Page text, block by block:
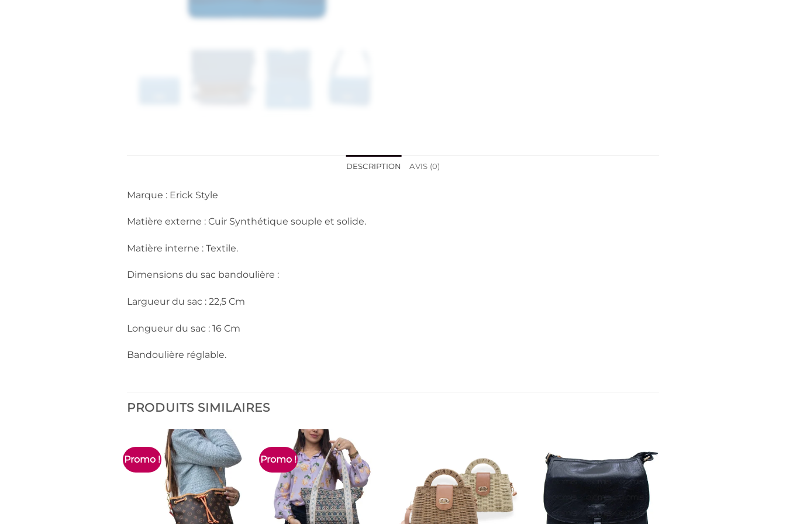
DESCRIPTION AVIS (0)
Marque : Erick Style
Matière externe : Cuir Synthétique souple et solide.
Matière interne : Textile.
Dimensions du sac bandoulière :
Largueur du sac : 22,5 Cm
Longueur du sac : 16 Cm
Bandoulière réglable.
PRODUITS SIMILAIRES
Promo ! Promo !